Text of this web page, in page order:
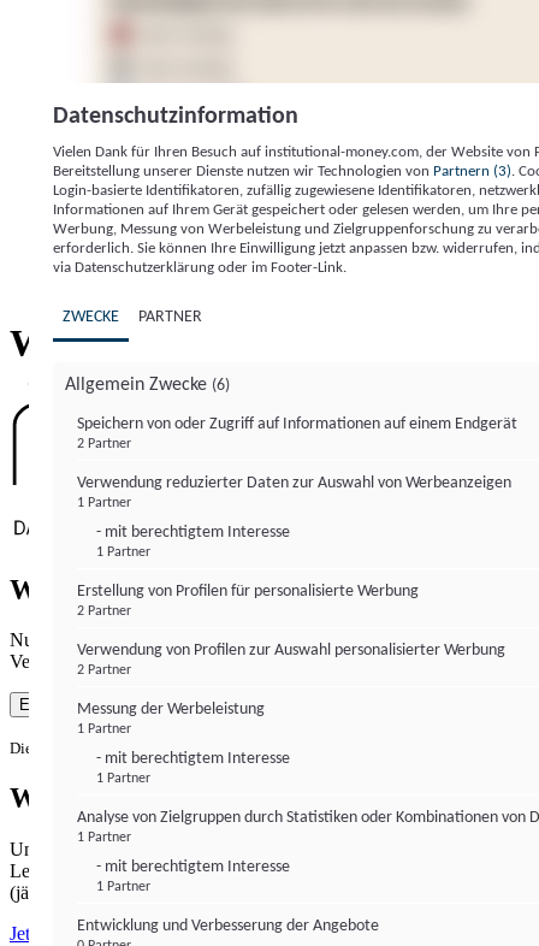
Institutional Money
ImpressumDatenschutzerklärung
Willkommen bei
Wie gewohnt mit Werbung lesen
Nutzen Sie institutional-money.com mit Ihrer Zustimmung zur
Verwendung von Cookies für Webanalyse und Werbemaßnahmen.
Einverstanden
Die Zustimmung ist jederzeit widerrufbar.
Werbefrei lesen
Unabhängiger Journalismus hat seinen Preis.
Lesen Sie institutional-money.com PUR für 33,99€ pro Monat
(jährliche Abrechnung).
Jetzt abonnieren
Datenschutzinformation
Vielen Dank für Ihren Besuch auf institutional-money.com, der Website von
Bereitstellung unserer Dienste nutzen wir Technologien von Partnern (3) .
Login-basierte Identifikatoren, zufällig zugewiesene Identifikatoren,
Informationen auf Ihrem Gerät gespeichert oder gelesen werden, um Ihre
Werbung, Messung von Werbeleistung und Zielgruppenforschung zu
erforderlich. Sie können Ihre Einwilligung jetzt anpassen bzw. widerrufen,
via Datenschutzerklärung oder im Footer-Link.
ZWECKE PARTNER
Allgemein Zwecke (6)
Speichern von oder Zugriff auf Informationen auf einem Endgerät
2 Partner
Verwendung reduzierter Daten zur Auswahl von Werbeanzeigen
1 Partner
- mit berechtigtem Interesse
1 Partner
Erstellung von Profilen für personalisierte Werbung
2 Partner
Verwendung von Profilen zur Auswahl personalisierter Werbung
2 Partner
Messung der Werbeleistung
1 Partner
- mit berechtigtem Interesse
1 Partner
Analyse von Zielgruppen durch Statistiken oder Kombinationen von
1 Partner
- mit berechtigtem Interesse
1 Partner
Entwicklung und Verbesserung der Angebote